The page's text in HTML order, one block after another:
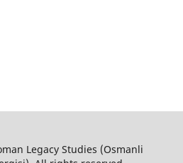
Legacy Studies (Osmanli